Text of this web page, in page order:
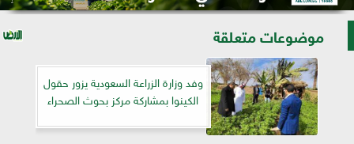
موضوعات متعلقة
وفد وزارة الزراعة السعودية يزور حقول
الكينوا بمشاركة مركز بحوث الصحراء